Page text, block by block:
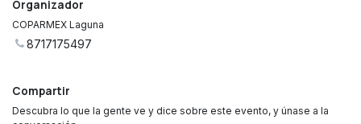
Organizador
COPARMEX Laguna
8717175497
Compartir
Descubra lo que la gente ve y dice sobre este evento, y únase a la